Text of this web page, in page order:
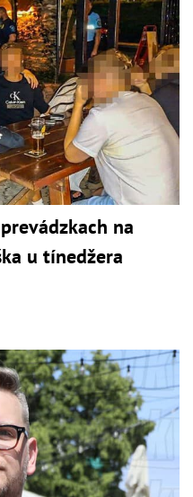
na
u tínedžera